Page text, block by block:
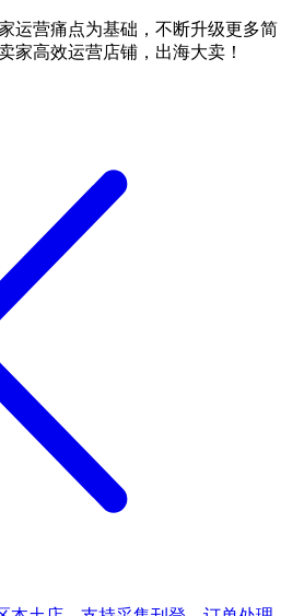
运营痛点为基础，不断升级更多简
家高效运营店铺，出海大卖！